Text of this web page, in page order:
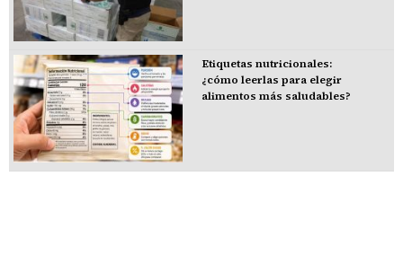
Etiquetas nutricionales:
¿cómo leerlas para elegir
alimentos más saludables?